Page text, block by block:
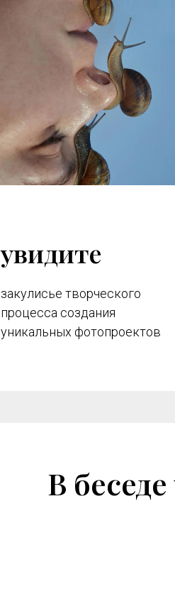
увидите
закулисье творческого
процесса создания
уникальных фотопроектов
В